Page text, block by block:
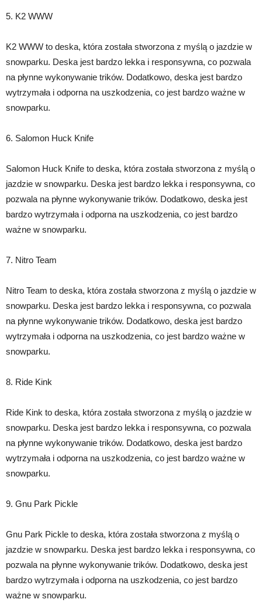
5. K2 WWW
K2 WWW to deska, która została stworzona z myślą o jazdzie w
snowparku. Deska jest bardzo lekka i responsywna, co pozwala
na płynne wykonywanie trików. Dodatkowo, deska jest bardzo
wytrzymała i odporna na uszkodzenia, co jest bardzo ważne w
snowparku.
6. Salomon Huck Knife
Salomon Huck Knife to deska, która została stworzona z myślą o
jazdzie w snowparku. Deska jest bardzo lekka i responsywna, co
pozwala na płynne wykonywanie trików. Dodatkowo, deska jest
bardzo wytrzymała i odporna na uszkodzenia, co jest bardzo
ważne w snowparku.
7. Nitro Team
Nitro Team to deska, która została stworzona z myślą o jazdzie w
snowparku. Deska jest bardzo lekka i responsywna, co pozwala
na płynne wykonywanie trików. Dodatkowo, deska jest bardzo
wytrzymała i odporna na uszkodzenia, co jest bardzo ważne w
snowparku.
8. Ride Kink
Ride Kink to deska, która została stworzona z myślą o jazdzie w
snowparku. Deska jest bardzo lekka i responsywna, co pozwala
na płynne wykonywanie trików. Dodatkowo, deska jest bardzo
wytrzymała i odporna na uszkodzenia, co jest bardzo ważne w
snowparku.
9. Gnu Park Pickle
Gnu Park Pickle to deska, która została stworzona z myślą o
jazdzie w snowparku. Deska jest bardzo lekka i responsywna, co
pozwala na płynne wykonywanie trików. Dodatkowo, deska jest
bardzo wytrzymała i odporna na uszkodzenia, co jest bardzo
ważne w snowparku.